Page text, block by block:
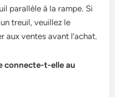
parallèle à la rampe. Si
treuil, veuillez le
aux ventes avant l’achat.
connecte-t-elle au